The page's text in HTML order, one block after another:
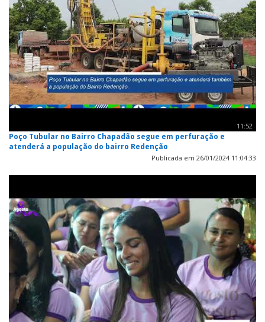
11:52
Poço Tubular no Bairro Chapadão segue em perfuração e
atenderá a população do bairro Redenção
Publicada em 26/01/2024 11:04:33